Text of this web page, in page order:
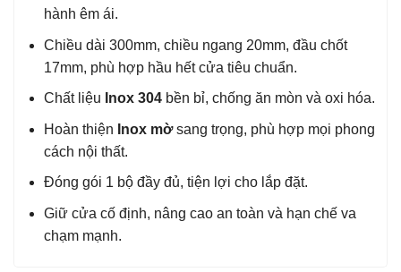
hành êm ái.
Chiều dài 300mm, chiều ngang 20mm, đầu chốt
17mm, phù hợp hầu hết cửa tiêu chuẩn.
Chất liệu Inox 304bền bỉ, chống ăn mòn và oxi hóa.
Hoàn thiện Inox mờsang trọng, phù hợp mọi phong
cách nội thất.
Đóng gói 1 bộ đầy đủ, tiện lợi cho lắp đặt.
Giữ cửa cố định, nâng cao an toàn và hạn chế va
chạm mạnh.